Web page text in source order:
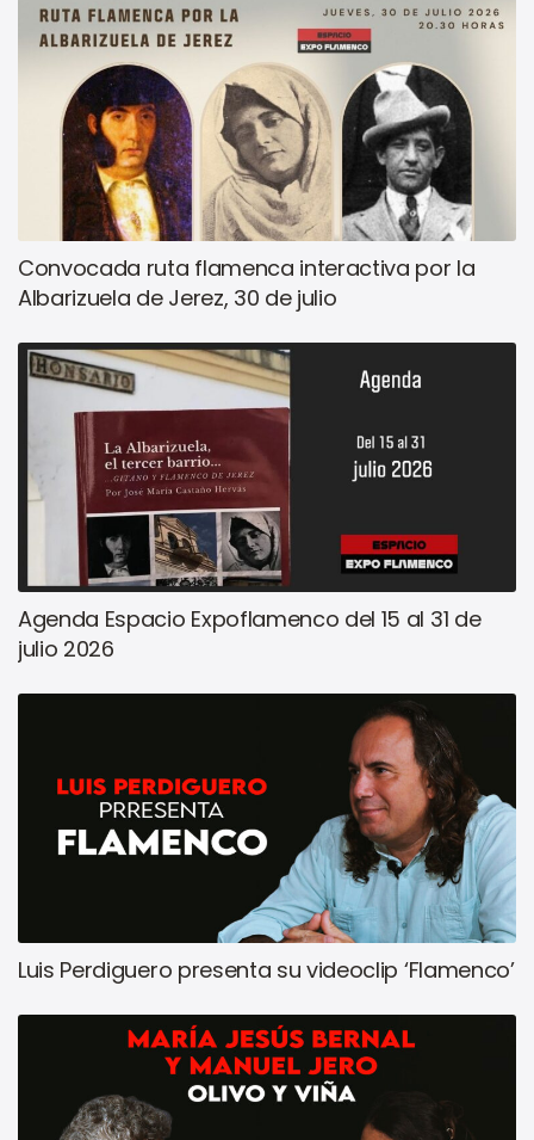
Convocada ruta flamenca interactiva por la
Albarizuela de Jerez, 30 de julio
Agenda Espacio Expoflamenco del 15 al 31 de
julio 2026
Luis Perdiguero presenta su videoclip ‘Flamenco’